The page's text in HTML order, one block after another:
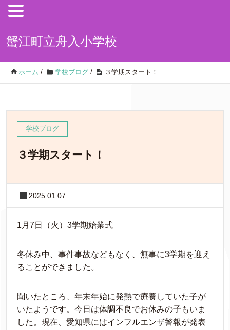
蟹江町立舟入小学校
ホーム / 学校ブログ / ３学期スタート！
学校ブログ
３学期スタート！
2025.01.07
1月7日（火）3学期始業式
冬休み中、事件事故などもなく、無事に3学期を迎え
ることができました。
聞いたところ、年末年始に発熱で療養していた子が
いたようです。今日は体調不良でお休みの子もいま
した。現在、愛知県にはインフルエンザ警報が発表